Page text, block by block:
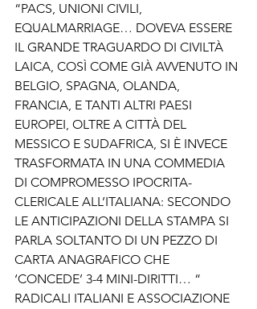
“PACS, UNIONI CIVILI,
EQUALMARRIAGE… DOVEVA ESSERE
IL GRANDE TRAGUARDO DI CIVILTÀ
LAICA, COSÌ COME GIÀ AVVENUTO IN
BELGIO, SPAGNA, OLANDA,
FRANCIA, E TANTI ALTRI PAESI
EUROPEI, OLTRE A CITTÀ DEL
MESSICO E SUDAFRICA, SI È INVECE
TRASFORMATA IN UNA COMMEDIA
DI COMPROMESSO IPOCRITA-
CLERICALE ALL’ITALIANA: SECONDO
LE ANTICIPAZIONI DELLA STAMPA SI
PARLA SOLTANTO DI UN PEZZO DI
CARTA ANAGRAFICO CHE
‘CONCEDE’ 3-4 MINI-DIRITTI… “
RADICALI ITALIANI E ASSOCIAZIONE